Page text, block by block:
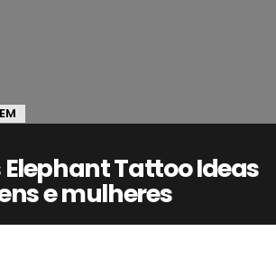
Elephant Tattoo Ideas
e mulheres